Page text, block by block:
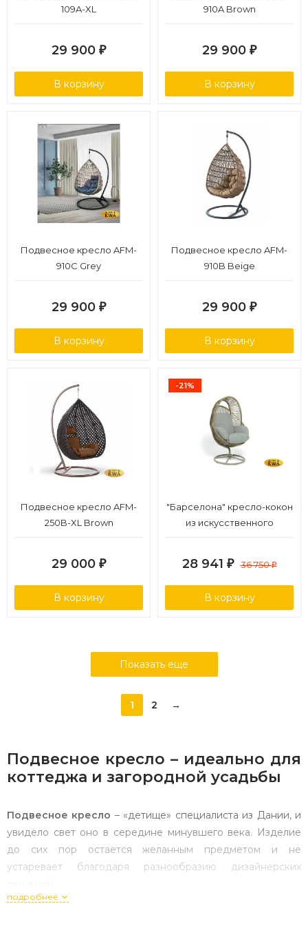
109A-XL
29 900 ₽
В корзину
910A Brown
29 900 ₽
В корзину
Подвесное кресло AFM-
910C Grey
29 900 ₽
В корзину
Подвесное кресло AFM-
910B Beige
29 900 ₽
В корзину
Подвесное кресло AFM-
250B-XL Brown
29 000 ₽
В корзину
-21%
"Барселона" кресло-кокон
из искусственного
28 941 ₽ 36 750₽
В корзину
Показать еще
1 2 →
Подвесное кресло – идеально для
коттеджа и загородной усадьбы
Подвесное кресло – «детище» специалиста из Дании, и
увидело свет оно в середине минувшего века. Изделие
до сих пор остается желанным предметом и не
устаревает благодаря разнообразию дизайнерских
подробнее